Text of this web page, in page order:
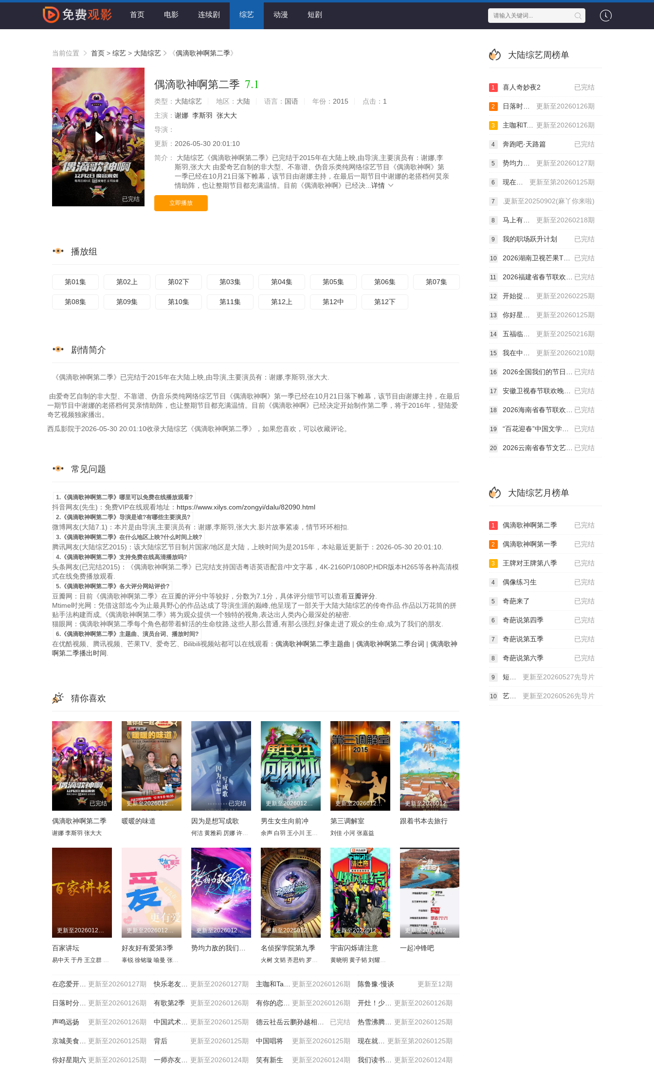
首页 电影 连续剧 综艺 动漫 短剧
当前位置 首页 > 综艺 > 大陆综艺 《偶滴歌神啊第二季》
已完结
偶滴歌神啊第二季 7.1
类型： 大陆综艺 地区： 大陆 语言： 国语 年份： 2015 点击： 1
主演： 谢娜 李斯羽
张大大
导演：
更新： 2026-05-30 20:01:10
简介：
大陆综艺《偶滴歌神啊第二季》已完结于2015年在大陆上映,由导演,主要演员有：谢娜,李
斯羽,张大大 由爱奇艺自制的非大型、不靠谱、伪音乐类纯网络综艺节目《偶滴歌神啊》第
一季已经在10月21日落下帷幕，该节目由谢娜主持，在最后一期节目中谢娜的老搭档何炅亲
情助阵，也让整期节目都充满温情。目前《偶滴歌神啊》已经决... 详情
立即播放
播放组
第01集 第02上 第02下 第03集 第04集 第05集 第06集 第07集
第08集 第09集 第10集 第11集 第12上 第12中 第12下
剧情简介
《偶滴歌神啊第二季》已完结于2015年在大陆上映,由导演,主要演员有：谢娜,李斯羽,张大大.
由爱奇艺自制的非大型、不靠谱、伪音乐类纯网络综艺节目《偶滴歌神啊》第一季已经在10月21日落下帷幕，该节目由谢娜主持，在最后
一期节目中谢娜的老搭档何炅亲情助阵，也让整期节目都充满温情。目前《偶滴歌神啊》已经决定开始制作第二季，将于2016年，登陆爱
奇艺视频独家播出。
西瓜影院于2026-05-30 20:01:10收录大陆综艺《偶滴歌神啊第二季》，如果您喜欢，可以收藏评论。
常见问题
1.《偶滴歌神啊第二季》哪里可以免费在线播放观看?
抖音网友(先生)：免费VIP在线观看地址： https://www.xilys.com/zongyi/dalu/82090.html
2.《偶滴歌神啊第二季》导演是谁?有哪些主要演员?
微博网友(大陆7.1)：本片是由导演,主要演员有：谢娜,李斯羽,张大大.影片故事紧凑，情节环环相扣.
3.《偶滴歌神啊第二季》在什么地区上映?什么时间上映?
腾讯网友(大陆综艺2015)：该大陆综艺节目制片国家/地区是大陆，上映时间为是2015年，本站最近更新于：2026-05-30 20:01:10.
4.《偶滴歌神啊第二季》支持免费在线高清播放吗?
头条网友(已完结2015)：《偶滴歌神啊第二季》已完结支持国语粤语英语配音/中文字幕，4K-2160P/1080P,HDR版本H265等各种高清模
式在线免费播放观看.
5.《偶滴歌神啊第二季》各大评分网站评价?
豆瓣网：目前《偶滴歌神啊第二季》在豆瓣的评分中等较好，分数为7.1分，具体评分细节可以查看豆瓣评分
Mtime时光网：凭借这部迄今为止最具野心的作品达成了导演生涯的巅峰,他呈现了一部关于大陆大陆综艺的传奇作品.作品以万花筒的拼
贴手法构建而成,《偶滴歌神啊第二季》将为观众提供一个独特的视角,表达出人类内心最深处的秘密.
猫眼网：偶滴歌神啊第二季每个角色都带着鲜活的生命纹路,这些人那么普通,有那么强烈,好像走进了观众的生命,成为了我们的朋友.
6.《偶滴歌神啊第二季》主题曲、演员台词、播放时间?
在优酷视频、腾讯视频、芒果TV、爱奇艺、Bilibili视频站都可以在线观看： 偶滴歌神啊第二季主题曲 | 偶滴歌神啊第二季台词 | 偶滴歌神
啊第二季播出时间
猜你喜欢
已完结
偶滴歌神啊第二季
谢娜 李斯羽 张大大
更新至20260127期
暖暖的味道
已完结
因为是想写成歌
何洁 黄雅莉 厉娜 许飞 陈楚生 李霄云 黄英 曾轶可 段林希 刘忻 苏妙玲 白举纲
更新至20260127期
男生女生向前冲
余声 白羽 王小川 王乐乐 宋秋熠 张亚群
更新至20260127期
第三调解室
刘佳 小河 张嘉益
更新至20260127期
跟着书本去旅行
百家讲坛
易中天 于丹 王立群 周汝昌 阎崇年 郦波 马未都 袁腾飞 周国平 孔庆东 鲍鹏山 曾仕强 王蒙
更新至20260127期
好友好有爱第3季
辜锐 徐铭璇 喻曼 张奕方
更新至20260127期 更新至20260127期
名侦探学院第九季
更新至20260127期
宇宙闪烁请注意
黄晓明 黄子韬 刘耀文
更新至20260127期
一起冲锋吧
更新至20260127期
在恋爱开始之前 更新至20260127期
快乐老友·有风季 更新至20260126期
主咖和Ta的朋友们 更新至12期
陈鲁豫·慢谈
更新至20260126期
日落时分说爱你 更新至20260126期
有歌第2季 更新至20260126期
有你的恋歌第二季 更新至20260126期
开灶！少年团
更新至20260126期
声鸣远扬 更新至20260125期
中国武术王中王第二季 已完结
德云社岳云鹏孙越相声专场深圳站2026 更新至20260125期
热雪沸腾的我们
更新至20260125期
京城美食地图 更新至20260125期
背后 更新至20260125期
中国唱将 更新至第20260125期
现在就出发第三季
更新至20260125期
你好星期六 更新至20260124期
一师亦友良师季 更新至20260124期
笑有新生 更新至20260124期
我们读书吧第二季
大陆综艺周榜单
已完结
1 喜人奇妙夜2
更新至20260126期
2 日落时分说爱你
更新至20260126期
3 主咖和Ta的朋友们
已完结
4 奔跑吧·天路篇
更新至20260127期
5 势均力敌的我们第2季
更新至第20260125期
6 现在就出发第三季
更新至20250902(麻丫你来啦)
7 麻花特开心第二季
更新至20260218期
8 马上有喜人
已完结
9 我的职场跃升计划
已完结
10 2026湖南卫视芒果TV春节联欢晚会
已完结
11 2026福建省春节联欢晚会
更新至20260225期
12 开始捉迷藏第二季
更新至20260125期
13 你好星期六
更新至20250216期
14 五福临门团综·友福同享
更新至20260210期
15 我在中国当农人第二季
已完结
16 2026全国我们的节日·春节主题文化活动
已完结
17 安徽卫视春节联欢晚会2026
已完结
18 2026海南省春节联欢晚会：来海南见春天
已完结
19 “百花迎春”中国文学艺术界2026春节大联欢
已完结
20 2026云南省春节文艺晚会
大陆综艺月榜单
已完结
1 偶滴歌神啊第二季
已完结
2 偶滴歌神啊第一季
已完结
3 王牌对王牌第八季
已完结
4 偶像练习生
已完结
5 奇葩来了
已完结
6 奇葩说第四季
已完结
7 奇葩说第五季
已完结
8 奇葩说第六季
更新至20260527先导片
9 短剧X家族
更新至20260526先导片
10 艺笔封神